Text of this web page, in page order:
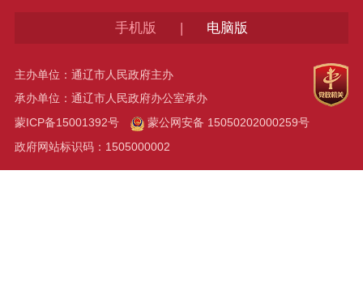
手机版 | 电脑版
主办单位：通辽市人民政府主办
承办单位：通辽市人民政府办公室承办
蒙ICP备15001392号
蒙公网安备 15050202000259号
政府网站标识码：1505000002